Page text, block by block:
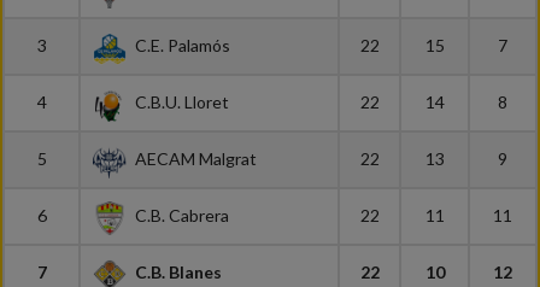
3 C.E. Palamós 22 15 7
4 C.B.U. Lloret 22 14 8
5 AECAM Malgrat 22 13 9
6 C.B. Cabrera 22 11 11
7 C.B. Blanes 22 10 12